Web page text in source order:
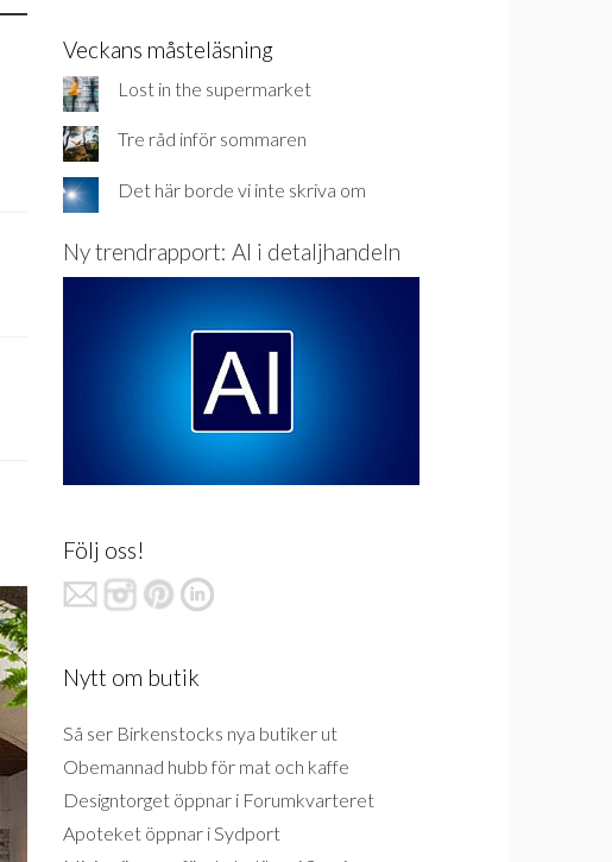
Veckans måsteläsning
Lost in the supermarket
Tre råd inför sommaren
Det här borde vi inte skriva om
Ny trendrapport: AI i detaljhandeln
Följ oss!
Nytt om butik
Så ser Birkenstocks nya butiker ut
Obemannad hubb för mat och kaffe
Designtorget öppnar i Forumkvarteret
Apoteket öppnar i Sydport